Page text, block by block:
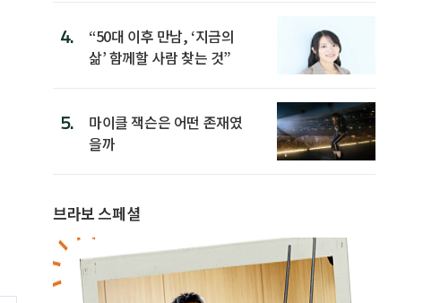
4.
“50대 이후 만남, ‘지금의
삶’ 함께할 사람 찾는 것”
5.
마이클 잭슨은 어떤 존재였
을까
브라보 스페셜